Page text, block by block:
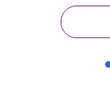
Ennek
a